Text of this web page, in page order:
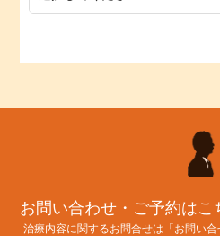
お問い合わせ・ご予約はこ
治療内容に関するお問合せは「お問い